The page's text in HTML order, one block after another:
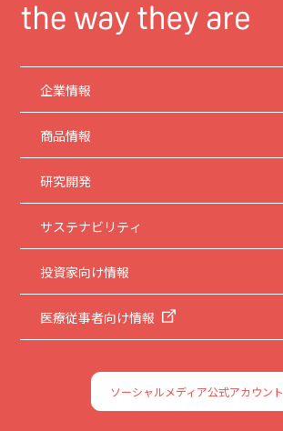
企業情報
商品情報
研究開発
サステナビリティ
投資家向け情報
医療従事者向け情報
ソーシャルメディア公式アカウント